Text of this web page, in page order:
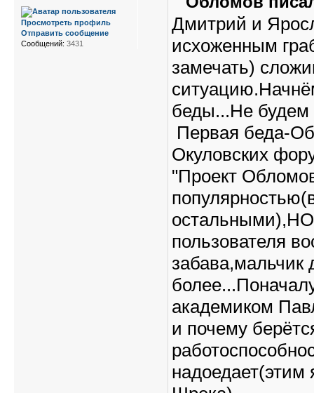
Дмитрий и
исхоженным
замечать)
беды...Не будем
Первая беда-
Окуловских
"Проект
пользователя
забава,мальчик
академиком
и почему
Просмотреть профиль
Отправить сообщение
Сообщений: 3431